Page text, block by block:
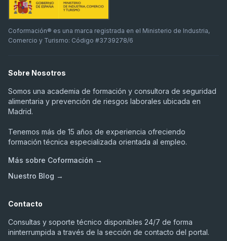
Coformación® es una marca registrada en el Ministerio de Industria,
Comercio y Turismo: Código #3739278/6
Sobre Nosotros
Somos una academia de formación y consultora de seguridad
alimentaria y prevención de riesgos laborales ubicada en
Madrid.
Tenemos más de 15 años de experiencia ofreciendo
formación técnica especializada orientada al empleo.
Más sobre Coformación →
Nuestro Blog →
Contacto
Consultas y soporte técnico disponibles 24/7 de forma
ininterrumpida a través de la sección de contacto del portal.